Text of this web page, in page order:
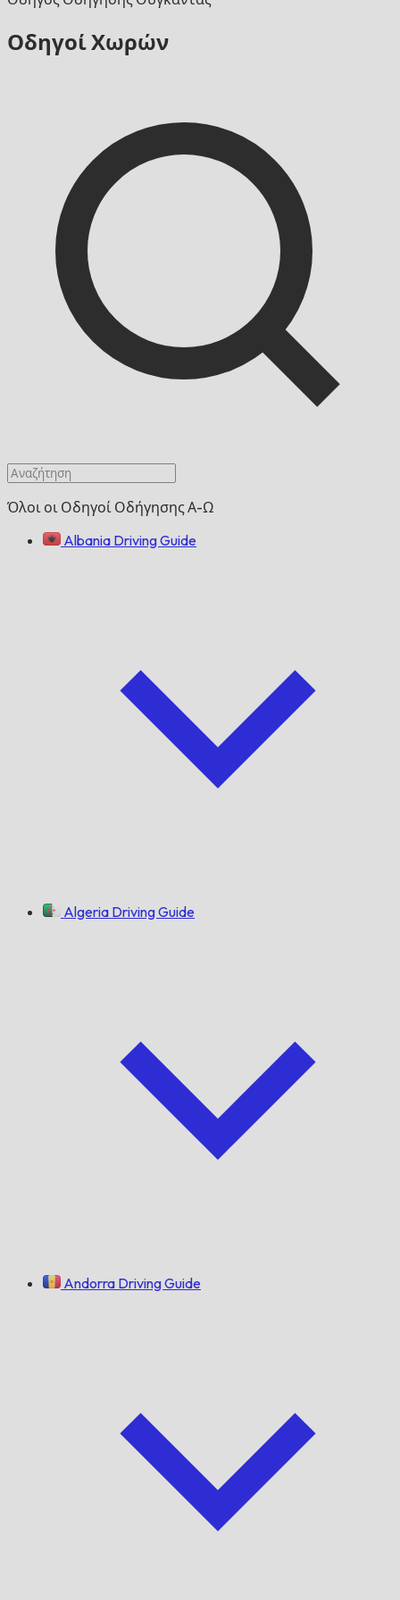
Οδηγοί Χωρών
Όλοι οι Οδηγοί Οδήγησης Α-Ω
Albania Driving Guide
Algeria Driving Guide
Andorra Driving Guide